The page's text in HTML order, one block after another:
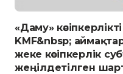
«Даму»
KMF&nbsp;
жеке кәсіпкерлік
жеңілдетілген